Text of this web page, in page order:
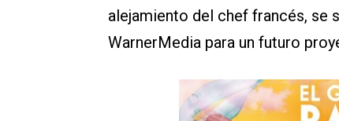
alejamiento del chef francés, se
WarnerMedia para un futuro